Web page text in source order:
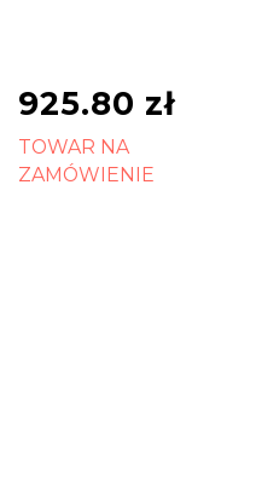
925.80 zł
TOWAR NA
ZAMÓWIENIE